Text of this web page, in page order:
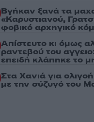
Βγήκαν ξανά τα
«Καρυστιανού,
φοβικό αρχηγικό
Απίστευτο κι όμως
ραντεβού του
επειδή κλάπηκε το
Στα Χανιά για
με την σύζυγό του